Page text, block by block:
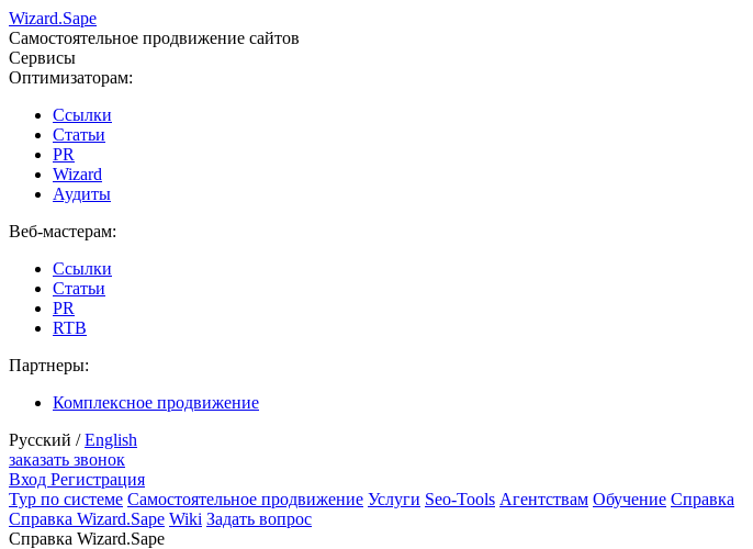
Wizard.Sape
Самостоятельное продвижение сайтов
Сервисы
Оптимизаторам:
Ссылки
Статьи
PR
Wizard
Аудиты
Веб-мастерам:
Ссылки
Статьи
PR
RTB
Партнеры:
Комплексное продвижение
Русский /English
заказать звонок
Вход Регистрация
Тур по системе Самостоятельное продвижение Услуги Seo-Tools Агентствам Обучение Справка
Справка Wizard.Sape Wiki Задать вопрос
Справка Wizard.Sape